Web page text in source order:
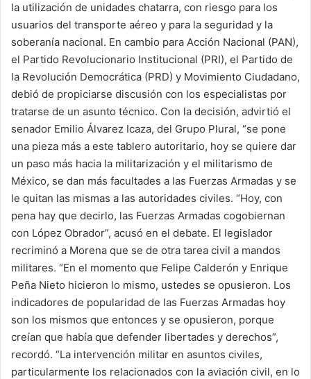
la utilización de unidades chatarra, con riesgo para los
usuarios del transporte aéreo y para la seguridad y la
soberanía nacional. En cambio para Acción Nacional (PAN),
el Partido Revolucionario Institucional (PRI), el Partido de
la Revolución Democrática (PRD) y Movimiento Ciudadano,
debió de propiciarse discusión con los especialistas por
tratarse de un asunto técnico. Con la decisión, advirtió el
senador Emilio Álvarez Icaza, del Grupo Plural, “se pone
una pieza más a este tablero autoritario, hoy se quiere dar
un paso más hacia la militarización y el militarismo de
México, se dan más facultades a las Fuerzas Armadas y se
le quitan las mismas a las autoridades civiles. “Hoy, con
pena hay que decirlo, las Fuerzas Armadas cogobiernan
con López Obrador”, acusó en el debate. El legislador
recriminó a Morena que se de otra tarea civil a mandos
militares. “En el momento que Felipe Calderón y Enrique
Peña Nieto hicieron lo mismo, ustedes se opusieron. Los
indicadores de popularidad de las Fuerzas Armadas hoy
son los mismos que entonces y se opusieron, porque
creían que había que defender libertades y derechos”,
recordó. “La intervención militar en asuntos civiles,
particularmente los relacionados con la aviación civil, en lo